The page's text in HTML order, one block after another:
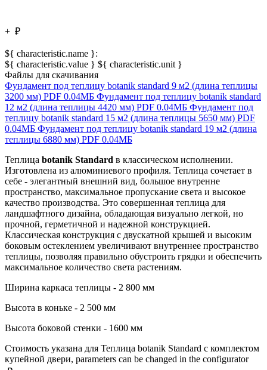
+ ₽
${ characteristic.name }:
${ characteristic.value } ${ characteristic.unit }
Файлы для скачивания
Фундамент под теплицу botanik standard 9 м2 (длина теплицы
3200 мм) PDF 0.04МБ Фундамент под теплицу botanik standard
12 м2 (длина теплицы 4420 мм) PDF 0.04МБ Фундамент под
теплицу botanik standard 15 м2 (длина теплицы 5650 мм) PDF
0.04МБ Фундамент под теплицу botanik standard 19 м2 (длина
теплицы 6880 мм) PDF 0.04МБ
Теплица botanik Standard в классическом исполнении.
Изготовлена из алюминиевого профиля. Теплица сочетает в
себе - элегантный внешний вид, большое внутренне
пространство, максимальное пропускание света и высокое
качество производства. Это совершенная теплица для
ландшафтного дизайна, обладающая визуально легкой, но
прочной, герметичной и надежной конструкцией.
Классическая конструкция с двускатной крышей и высоким
боковым остеклением увеличивают внутреннее пространство
теплицы, позволяя правильно обустроить грядки и обеспечить
максимальное количество света растениям.
Ширина каркаса теплицы - 2 800 мм
Высота в коньке - 2 500 мм
Высота боковой стенки - 1600 мм
Стоимость указана для Теплица botanik Standard с комплектом
купейной двери, parameters can be changed in the configurator